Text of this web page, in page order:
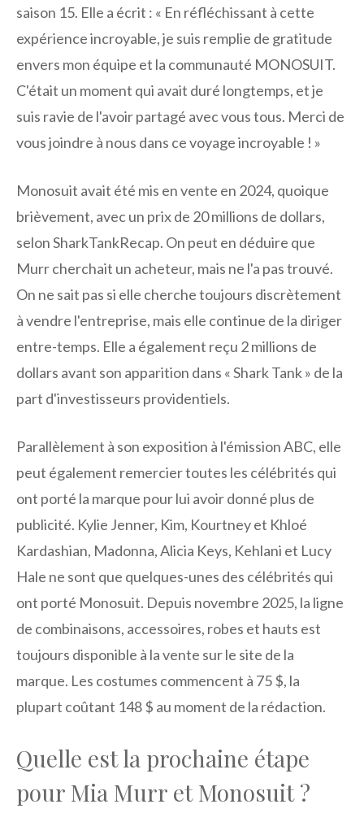
saison 15. Elle a écrit : « En réfléchissant à cette
expérience incroyable, je suis remplie de gratitude
envers mon équipe et la communauté MONOSUIT.
C'était un moment qui avait duré longtemps, et je
suis ravie de l'avoir partagé avec vous tous. Merci de
vous joindre à nous dans ce voyage incroyable ! »
Monosuit avait été mis en vente en 2024, quoique
brièvement, avec un prix de 20 millions de dollars,
selon SharkTankRecap. On peut en déduire que
Murr cherchait un acheteur, mais ne l'a pas trouvé.
On ne sait pas si elle cherche toujours discrètement
à vendre l'entreprise, mais elle continue de la diriger
entre-temps. Elle a également reçu 2 millions de
dollars avant son apparition dans « Shark Tank » de la
part d'investisseurs providentiels.
Parallèlement à son exposition à l'émission ABC, elle
peut également remercier toutes les célébrités qui
ont porté la marque pour lui avoir donné plus de
publicité. Kylie Jenner, Kim, Kourtney et Khloé
Kardashian, Madonna, Alicia Keys, Kehlani et Lucy
Hale ne sont que quelques-unes des célébrités qui
ont porté Monosuit. Depuis novembre 2025, la ligne
de combinaisons, accessoires, robes et hauts est
toujours disponible à la vente sur le site de la
marque. Les costumes commencent à 75 $, la
plupart coûtant 148 $ au moment de la rédaction.
Quelle est la prochaine étape
pour Mia Murr et Monosuit ?